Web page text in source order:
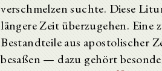
verschmelzen suchte. Diese
längere Zeit überzugehen.
Bestandteile aus apostolischer
besaßen — dazu gehört